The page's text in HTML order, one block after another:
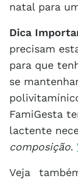
natal para
Dica
precisam
para que
se
FamiGesta
lactente
composição.
Veja